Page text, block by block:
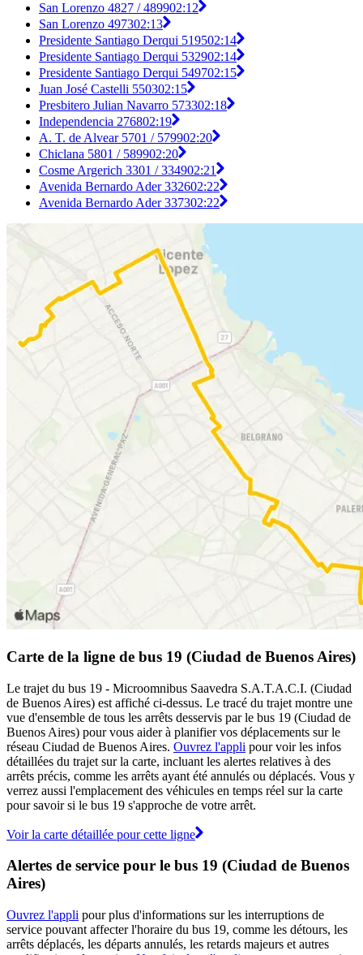
San Lorenzo 4827 / 489902:12
San Lorenzo 497302:13
Presidente Santiago Derqui 519502:14
Presidente Santiago Derqui 532902:14
Presidente Santiago Derqui 549702:15
Juan José Castelli 550302:15
Presbitero Julian Navarro 573302:18
Independencia 276802:19
A. T. de Alvear 5701 / 579902:20
Chiclana 5801 / 589902:20
Cosme Argerich 3301 / 334902:21
Avenida Bernardo Ader 332602:22
Avenida Bernardo Ader 337302:22
Carte de la ligne de bus 19 (Ciudad de Buenos Aires)
Le trajet du bus 19 - Microomnibus Saavedra S.A.T.A.C.I. (Ciudad
de Buenos Aires) est affiché ci-dessus. Le tracé du trajet montre une
vue d'ensemble de tous les arrêts desservis par le bus 19 (Ciudad de
Buenos Aires) pour vous aider à planifier vos déplacements sur le
réseau Ciudad de Buenos Aires. Ouvrez l'appli pour voir les infos
détaillées du trajet sur la carte, incluant les alertes relatives à des
arrêts précis, comme les arrêts ayant été annulés ou déplacés. Vous y
verrez aussi l'emplacement des véhicules en temps réel sur la carte
pour savoir si le bus 19 s'approche de votre arrêt.
Voir la carte détaillée pour cette ligne
Alertes de service pour le bus 19 (Ciudad de Buenos
Aires)
Ouvrez l'appli pour plus d'informations sur les interruptions de
service pouvant affecter l'horaire du bus 19, comme les détours, les
arrêts déplacés, les départs annulés, les retards majeurs et autres